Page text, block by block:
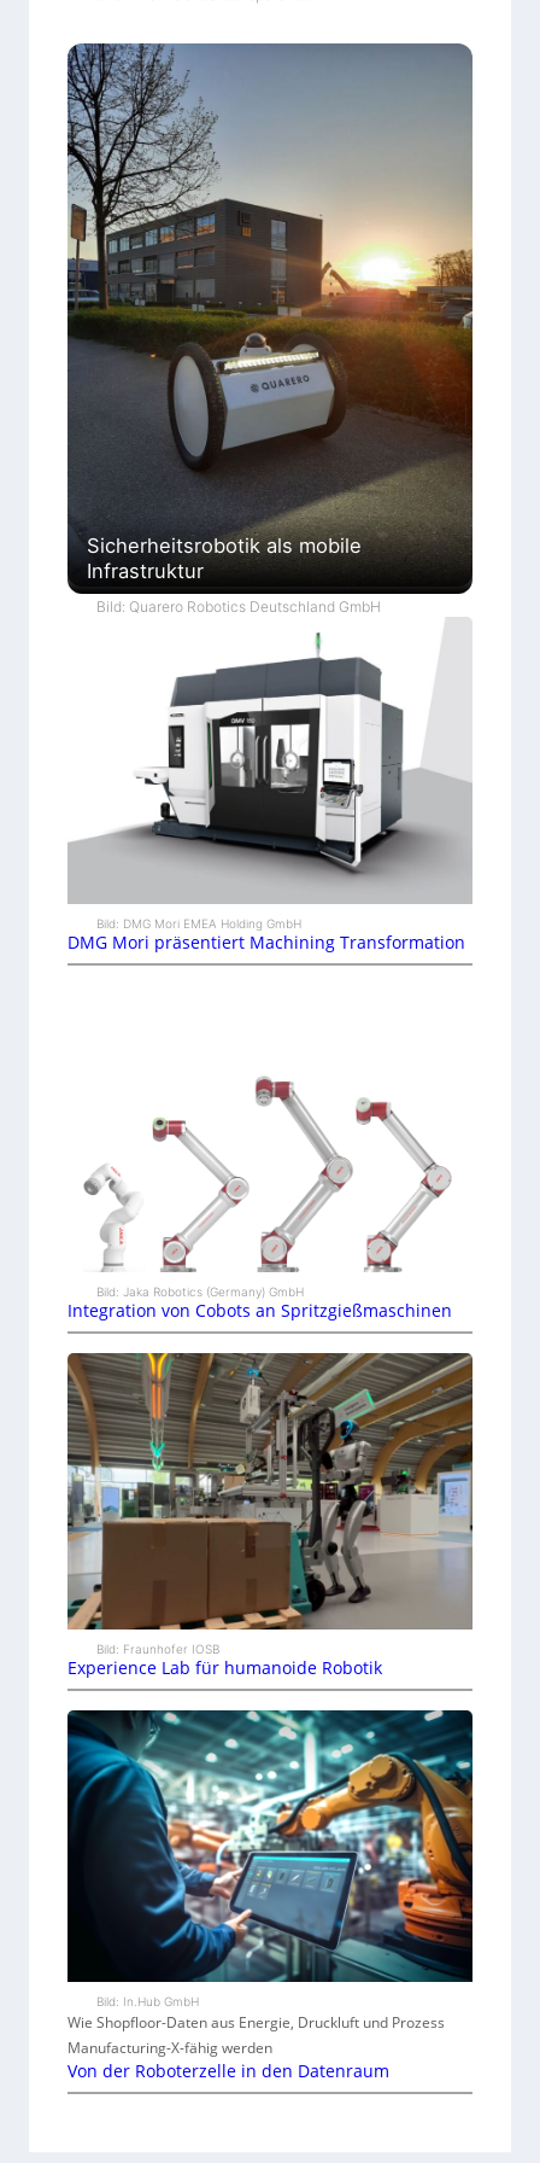
Sicherheitsrobotik als mobile
Infrastruktur
Bild: Quarero Robotics Deutschland GmbH
Bild: DMG Mori EMEA Holding GmbH
DMG Mori präsentiert Machining Transformation
Bild: Jaka Robotics (Germany) GmbH
Integration von Cobots an Spritzgießmaschinen
Bild: Fraunhofer IOSB
Experience Lab für humanoide Robotik
Bild: In.Hub GmbH
Wie Shopfloor-Daten aus Energie, Druckluft und Prozess
Manufacturing-X-fähig werden
Von der Roboterzelle in den Datenraum